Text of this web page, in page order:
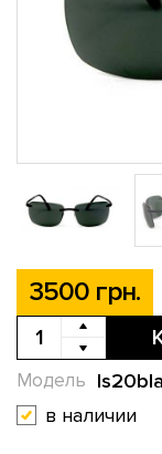
3500 грн.
Модель
в наличии